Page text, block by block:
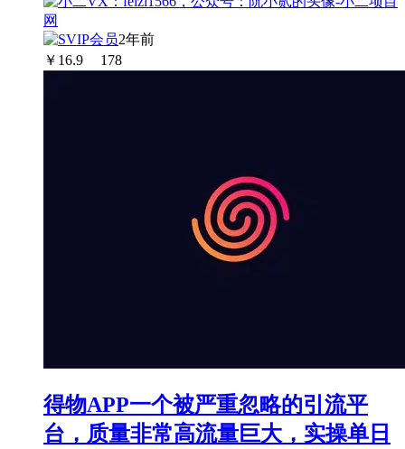
2年前
￥ 16.9 178
得物APP一个被严重忽略的引流平
台，质量非常高流量巨大，实操单日